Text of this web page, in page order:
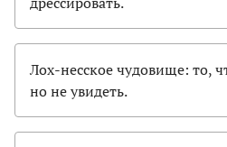
Лох-несское чудовище: то,
но не увидеть.